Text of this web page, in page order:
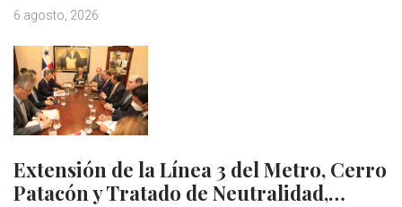
6 agosto, 2026
Extensión de la Línea 3 del Metro, Cerro
Patacón y Tratado de Neutralidad,…